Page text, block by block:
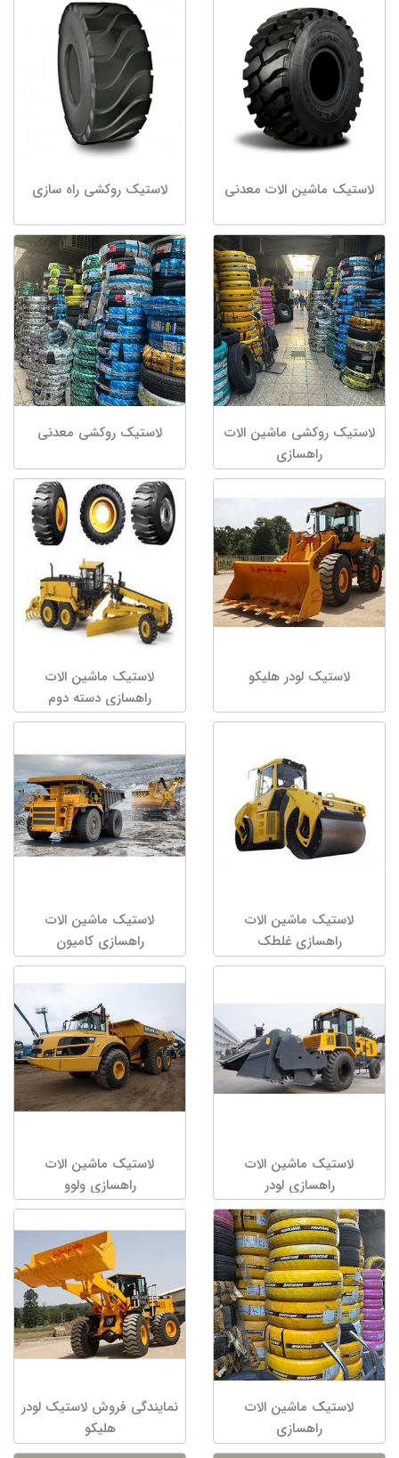
لاستیک ماشین الات معدنی لاستیک روکشی راه سازی
لاستیک روکشی ماشین الات
راهسازی
لاستیک روکشی معدنی
لاستیک لودر هلیکو
لاستیک ماشین الات
راهسازی دسته دوم
لاستیک ماشین الات
راهسازی غلطک
لاستیک ماشین الات
راهسازی کامیون
لاستیک ماشین الات
راهسازی لودر
لاستیک ماشین الات
راهسازی ولوو
لاستیک ماشین الات
راهسازی
نمایندگی فروش لاستیک لودر
هلیکو